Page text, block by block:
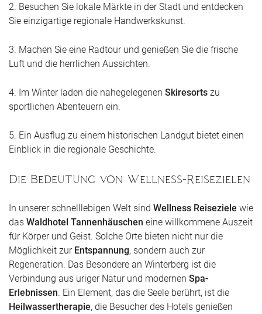
2. Besuchen Sie lokale Märkte in der Stadt und entdecken
Sie einzigartige regionale Handwerkskunst.
3. Machen Sie eine Radtour und genießen Sie die frische
Luft und die herrlichen Aussichten.
4. Im Winter laden die nahegelegenen Skiresorts zu
sportlichen Abenteuern ein.
5. Ein Ausflug zu einem historischen Landgut bietet einen
Einblick in die regionale Geschichte.
Die Bedeutung von Wellness-Reisezielen
In unserer schnelllebigen Welt sind Wellness Reiseziele wie
das Waldhotel Tannenhäuschen eine willkommene Auszeit
für Körper und Geist. Solche Orte bieten nicht nur die
Möglichkeit zur Entspannung, sondern auch zur
Regeneration. Das Besondere an Winterberg ist die
Verbindung aus uriger Natur und modernen Spa-
Erlebnissen. Ein Element, das die Seele berührt, ist die
Heilwassertherapie, die Besucher des Hotels genießen